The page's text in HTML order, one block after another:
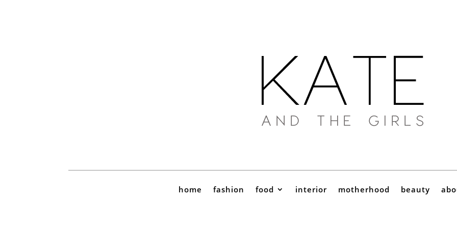
home fashion food interior motherhood beauty